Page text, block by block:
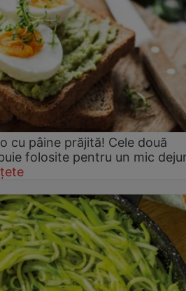
cu pâine prăjită! Cele două
folosite pentru un mic